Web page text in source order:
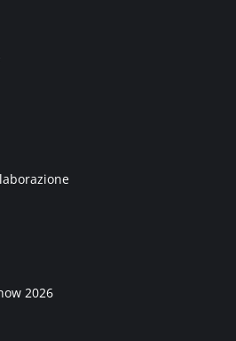
2026